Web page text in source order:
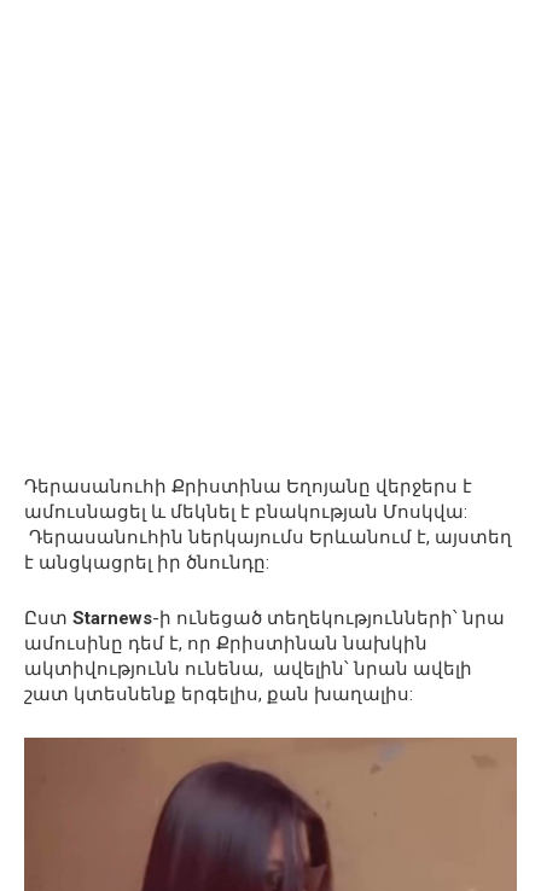
Դերասանուհի Քրիստինա Եղոյանը վերջերս է
ամուսնացել և մեկնել է բնակության Մոսկվա:
Դերասանուհին ներկայումս Երևանում է, այստեղ
է անցկացրել իր ծնունդը:
Ըստ Starnews-ի ունեցած տեղեկությունների՝ նրա
ամուսինը դեմ է, որ Քրիստինան նախկին
ակտիվությունն ունենա, ավելին՝ նրան ավելի
շատ կտեսնենք երգելիս, քան խաղալիս: